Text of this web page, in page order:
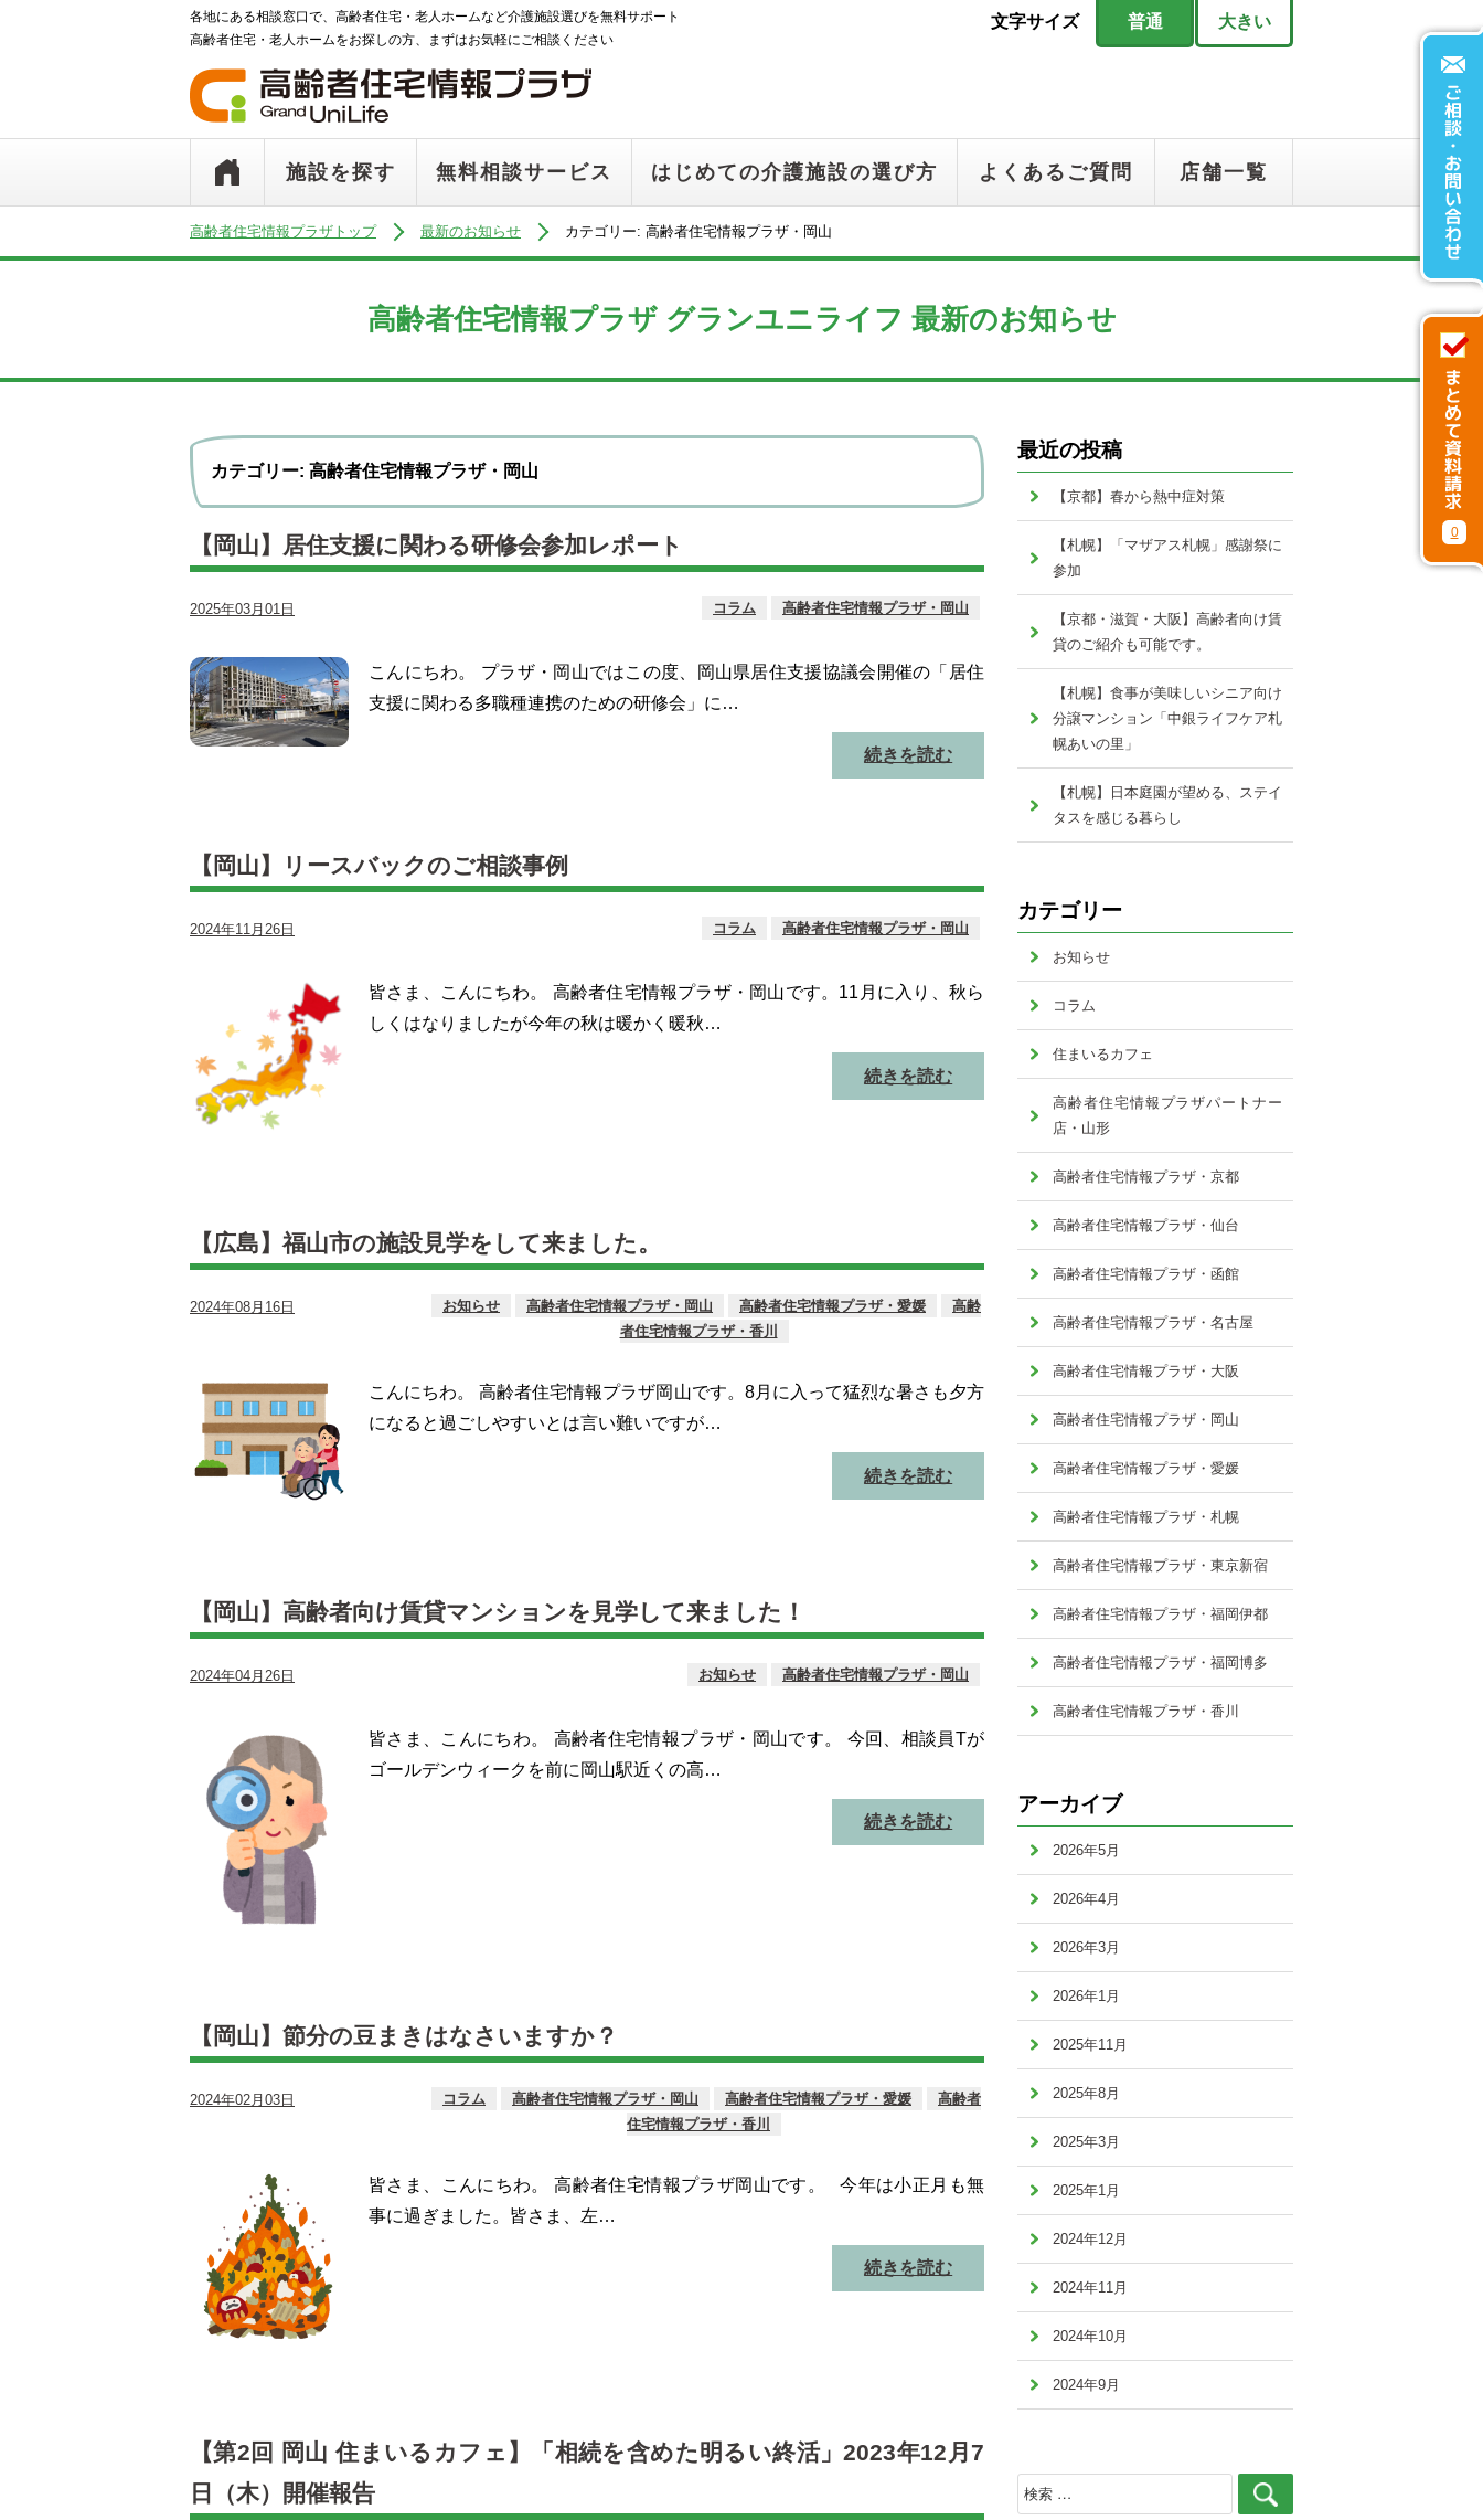
各地にある相談窓口で、高齢者住宅・老人ホームなど介護施設選びを無料サポート
高齢者住宅・老人ホームをお探しの方、まずはお気軽にご相談ください
文字サイズ 普通 大きい
施設を探す 無料相談サービス はじめての介護施設の選び方 よくあるご質問 店舗一覧
高齢者住宅情報プラザトップ 最新のお知らせ カテゴリー: 高齢者住宅情報プラザ・岡山
高齢者住宅情報プラザ グランユニライフ 最新のお知らせ
カテゴリー: 高齢者住宅情報プラザ・岡山
【岡山】居住支援に関わる研修会参加レポート
2025年03月01日 コラム 高齢者住宅情報プラザ・岡山
こんにちわ。 プラザ・岡山ではこの度、岡山県居住支援協議会開催の「居住
支援に関わる多職種連携のための研修会」に…
続きを読む
【岡山】リースバックのご相談事例
2024年11月26日 コラム 高齢者住宅情報プラザ・岡山
皆さま、こんにちわ。 高齢者住宅情報プラザ・岡山です。11月に入り、秋ら
しくはなりましたが今年の秋は暖かく暖秋…
続きを読む
【広島】福山市の施設見学をして来ました。
2024年08月16日 お知らせ 高齢者住宅情報プラザ・岡山 高齢者住宅情報プラザ・愛媛
高齢
者住宅情報プラザ・香川
こんにちわ。 高齢者住宅情報プラザ岡山です。8月に入って猛烈な暑さも夕方
になると過ごしやすいとは言い難いですが…
続きを読む
【岡山】高齢者向け賃貸マンションを見学して来ました！
2024年04月26日 お知らせ 高齢者住宅情報プラザ・岡山
皆さま、こんにちわ。 高齢者住宅情報プラザ・岡山です。 今回、相談員Tが
ゴールデンウィークを前に岡山駅近くの高…
続きを読む
【岡山】節分の豆まきはなさいますか？
2024年02月03日 コラム 高齢者住宅情報プラザ・岡山 高齢者住宅情報プラザ・愛媛
高齢者
住宅情報プラザ・香川
皆さま、こんにちわ。 高齢者住宅情報プラザ岡山です。 今年は小正月も無
事に過ぎました。皆さま、左…
続きを読む
【第2回 岡山 住まいるカフェ】「相続を含めた明るい終活」2023年12月7
日（木）開催報告
最近の投稿
【京都】春から熱中症対策
【札幌】「マザアス札幌」感謝祭に
参加
【京都・滋賀・大阪】高齢者向け賃
貸のご紹介も可能です。
【札幌】食事が美味しいシニア向け
分譲マンション「中銀ライフケア札
幌あいの里」
【札幌】日本庭園が望める、ステイ
タスを感じる暮らし
カテゴリー
お知らせ
コラム
住まいるカフェ
高齢者住宅情報プラザパートナー
店・山形
高齢者住宅情報プラザ・京都
高齢者住宅情報プラザ・仙台
高齢者住宅情報プラザ・函館
高齢者住宅情報プラザ・名古屋
高齢者住宅情報プラザ・大阪
高齢者住宅情報プラザ・岡山
高齢者住宅情報プラザ・愛媛
高齢者住宅情報プラザ・札幌
高齢者住宅情報プラザ・東京新宿
高齢者住宅情報プラザ・福岡伊都
高齢者住宅情報プラザ・福岡博多
高齢者住宅情報プラザ・香川
アーカイブ
2026年5月
2026年4月
2026年3月
2026年1月
2025年11月
2025年8月
2025年3月
2025年1月
2024年12月
2024年11月
2024年10月
2024年9月
0